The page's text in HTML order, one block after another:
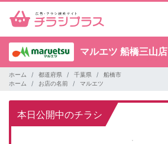
マルエツ 船橋三山店
ホーム 都道府県 千葉県
船橋市
ホーム
お店の名前 マルエツ
本日公開中のチラシ